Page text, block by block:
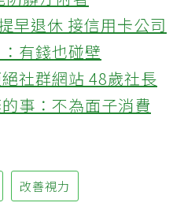
早退休 接信用卡公司
有錢也碰壁
社群網站 48歲社長
事：不為面子消費
改善視力